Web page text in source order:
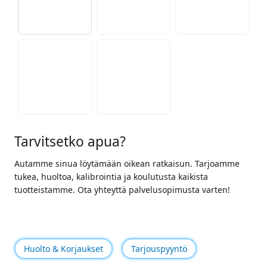
Tarvitsetko apua?
Autamme sinua löytämään oikean ratkaisun. Tarjoamme
tukea, huoltoa, kalibrointia ja koulutusta kaikista
tuotteistamme. Ota yhteyttä palvelusopimusta varten!
Huolto & Korjaukset Tarjouspyyntö